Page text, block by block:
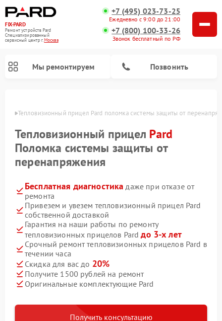
FIX-PARD
Ремонт устройств Pard
Специализированный
cервисный центр г.Москва
+7 (495) 023-73-25
Ежедневно с 9:00 до 21:00
+7 (800) 100-33-26
Звонок бесплатный по РФ
Мы ремонтируем Позвонить
Тепловизионный прицел Pard поломка системы защиты от
Тепловизионный прицел Pard
Поломка системы защиты от
перенапряжения
Бесплатная диагностика даже при отказе от
ремонта
Привезем и увезем тепловизионный прицел Pard
собственной доставкой
Гарантия на наши работы по ремонту
тепловизионных прицелов Pardдо 3-х лет
Срочный ремонт тепловизионных прицелов Pard в
течении часа
Скидка для вас до 20%
Получите 1500 рублей на ремонт
Оригинальные комплектующие Pard
Получить консультацию